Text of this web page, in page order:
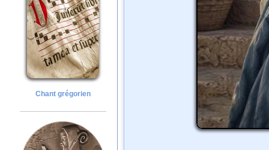
Chant grégorien